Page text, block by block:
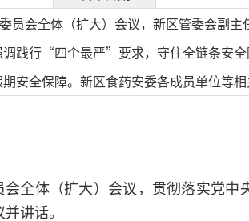
员会全体（扩大）会议，新区管委会副
践行“四个最严”要求，守住全链条安全
全保障。新区食药安委各成员单位等相
全体（扩大）会议，贯彻落实党
讲话。